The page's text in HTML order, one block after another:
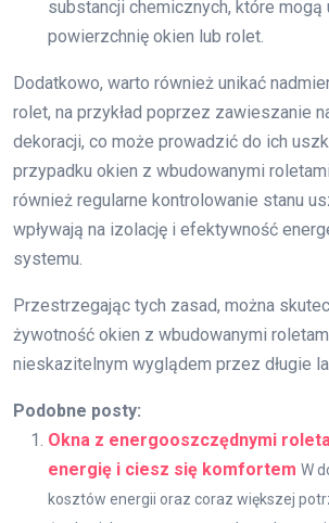
substancji chemicznych, które
powierzchnię okien lub rolet.
Dodatkowo, warto również unikać
rolet, na przykład poprzez zawieszanie
dekoracji, co może prowadzić do ich
przypadku okien z wbudowanymi
również regularne kontrolowanie stanu
wpływają na izolację i efektywność
systemu.
Przestrzegając tych zasad, można
żywotność okien z wbudowanymi
nieskazitelnym wyglądem przez długie
Podobne posty:
Okna z energooszczędnymi
energię i ciesz się komfortem W
kosztów energii oraz coraz większej